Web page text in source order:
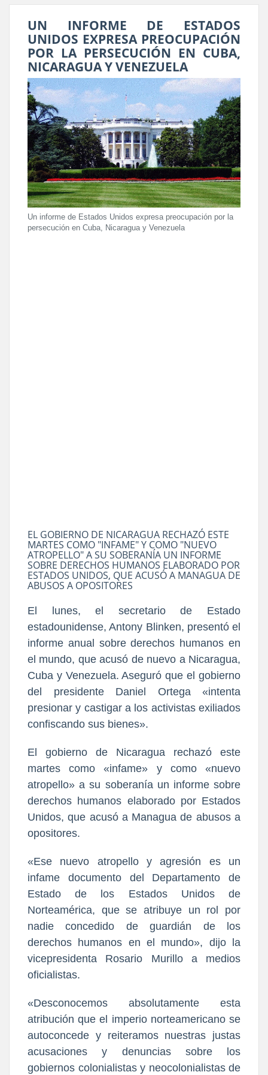
UN INFORME DE ESTADOS
UNIDOS EXPRESA PREOCUPACIÓN
POR LA PERSECUCIÓN EN CUBA,
NICARAGUA Y VENEZUELA
Un informe de Estados Unidos expresa preocupación por la
persecución en Cuba, Nicaragua y Venezuela
EL GOBIERNO DE NICARAGUA RECHAZÓ ESTE
MARTES COMO "INFAME" Y COMO "NUEVO
ATROPELLO" A SU SOBERANÍA UN INFORME
SOBRE DERECHOS HUMANOS ELABORADO POR
ESTADOS UNIDOS, QUE ACUSÓ A MANAGUA DE
ABUSOS A OPOSITORES
El lunes, el secretario de Estado
estadounidense, Antony Blinken, presentó el
informe anual sobre derechos humanos en
el mundo, que acusó de nuevo a Nicaragua,
Cuba y Venezuela. Aseguró que el gobierno
del presidente Daniel Ortega «intenta
presionar y castigar a los activistas exiliados
confiscando sus bienes».
El gobierno de Nicaragua rechazó este
martes como «infame» y como «nuevo
atropello» a su soberanía un informe sobre
derechos humanos elaborado por Estados
Unidos, que acusó a Managua de abusos a
opositores.
«Ese nuevo atropello y agresión es un
infame documento del Departamento de
Estado de los Estados Unidos de
Norteamérica, que se atribuye un rol por
nadie concedido de guardián de los
derechos humanos en el mundo», dijo la
vicepresidenta Rosario Murillo a medios
oficialistas.
«Desconocemos absolutamente esta
atribución que el imperio norteamericano se
autoconcede y reiteramos nuestras justas
acusaciones y denuncias sobre los
gobiernos colonialistas y neocolonialistas de